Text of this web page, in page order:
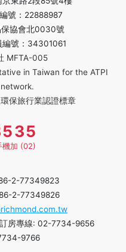
號：22888987
協會北0030號
編號：34301061
MFTA-005
in Taiwan for the ATPI
保旅行業認證標章
機加 (02)
2-77349823
2-77349826
房專線: 02-7734-9656
9766